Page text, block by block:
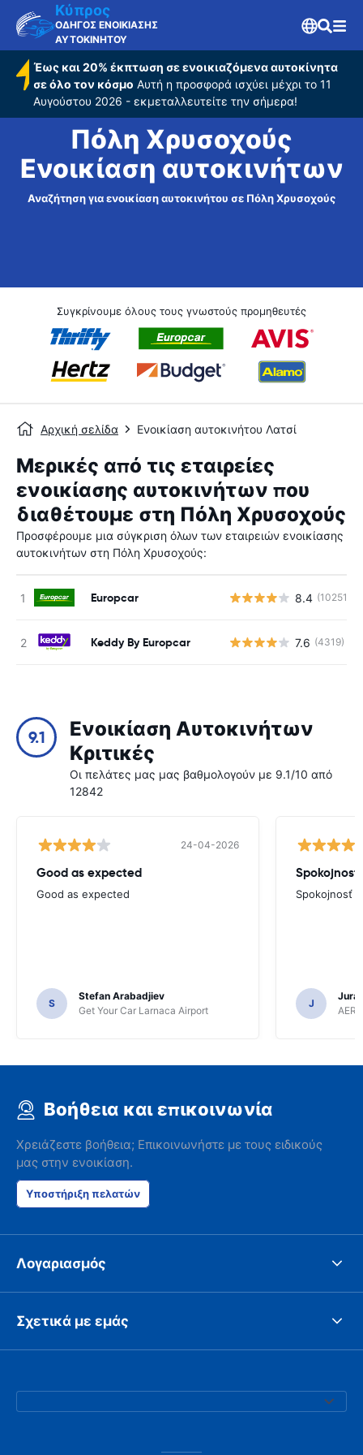
Κύπρος
ΟΔΗΓΟΣ ΕΝΟΙΚΙΑΣΗΣ
ΑΥΤΟΚΙΝΗΤΟΥ
Έως και 20% έκπτωση σε ενοικιαζόμενα αυτοκίνητα
σε όλο τον κόσμο Αυτή η προσφορά ισχύει μέχρι το 11
Αυγούστου 2026 - εκμεταλλευτείτε την σήμερα!
Πόλη Χρυσοχούς
Ενοικίαση αυτοκινήτων
Αναζήτηση για ενοικίαση αυτοκινήτου σε Πόλη Χρυσοχούς
Συγκρίνουμε όλους τους γνωστούς προμηθευτές
Αρχική σελίδα Ενοικίαση αυτοκινήτου Λατσί
Μερικές από τις εταιρείες
ενοικίασης αυτοκινήτων που
διαθέτουμε στη Πόλη Χρυσοχούς
Προσφέρουμε μια σύγκριση όλων των εταιρειών ενοικίασης
αυτοκινήτων στη Πόλη Χρυσοχούς:
Europcar 8.4 (10251)
Keddy By Europcar 7.6 (4319)
9.1
Ενοικίαση Αυτοκινήτων
Κριτικές
Οι πελάτες μας μας βαθμολογούν με 9.1/10 από
12842
24-04-2026
Good as expected
Good as expected
S
Stefan Arabadjiev
Get Your Car Larnaca Airport
Spokojnosť
Spokojnosť
J
Juraj
Βοήθεια και επικοινωνία
Χρειάζεστε βοήθεια; Επικοινωνήστε με τους ειδικούς
μας στην ενοικίαση.
Υποστήριξη πελατών
Λογαριασμός
Σχετικά με εμάς